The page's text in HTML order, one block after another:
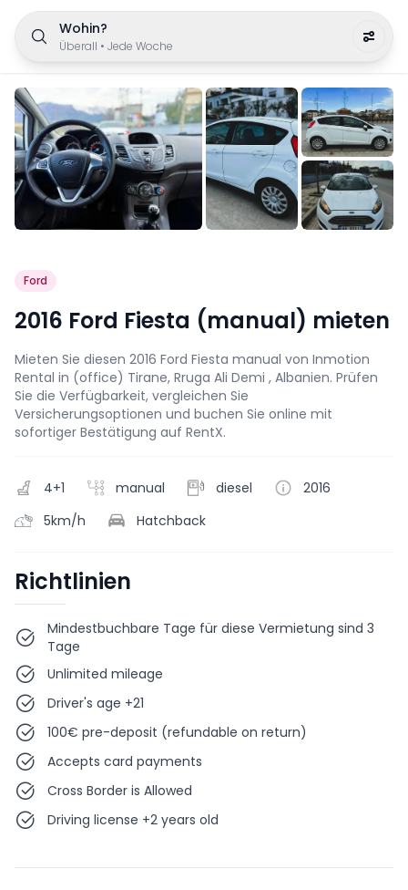
Wohin?
Überall • Jede Woche
Ford
2016 Ford Fiesta (manual) mieten
Mieten Sie diesen 2016 Ford Fiesta manual von Inmotion
Rental in (office) Tirane, Rruga Ali Demi , Albanien. Prüfen
Sie die Verfügbarkeit, vergleichen Sie
Versicherungsoptionen und buchen Sie online mit
sofortiger Bestätigung auf RentX.
4+1 manual diesel
2016
5km/h
Hatchback
Richtlinien
Mindestbuchbare Tage für diese Vermietung sind 3
Tage
Unlimited mileage
Driver's age +21
100€ pre-deposit (refundable on return)
Accepts card payments
Cross Border is Allowed
Driving license +2 years old